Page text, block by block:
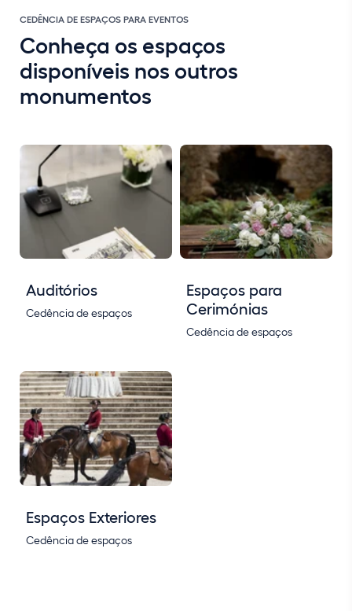
CEDÊNCIA DE ESPAÇOS PARA EVENTOS
Conheça os espaços
disponíveis nos outros
monumentos
Auditórios
Cedência de espaços
Espaços para
Cerimónias
Cedência de espaços
Espaços Exteriores
Cedência de espaços